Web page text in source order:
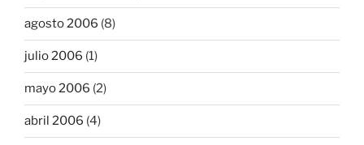
agosto 2006 (8)
julio 2006 (1)
mayo 2006 (2)
abril 2006 (4)